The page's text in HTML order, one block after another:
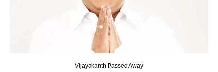
Vijayakanth Passed Away